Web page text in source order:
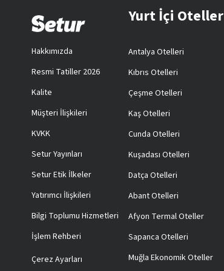
Hakkımızda
Resmi Tatiller 2026
Kalite
Müşteri İlişkileri
KVKK
Setur Yayınları
Setur Etik İlkeler
Yatırımcı İlişkileri
Bilgi Toplumu Hizmetleri
İşlem Rehberi
Çerez Ayarları
Yurt İçi Oteller
Antalya Otelleri
Kıbrıs Otelleri
Çeşme Otelleri
Kaş Otelleri
Cunda Otelleri
Kuşadası Otelleri
Datça Otelleri
Abant Otelleri
Afyon Termal Oteller
Sapanca Otelleri
Muğla Ekonomik Oteller